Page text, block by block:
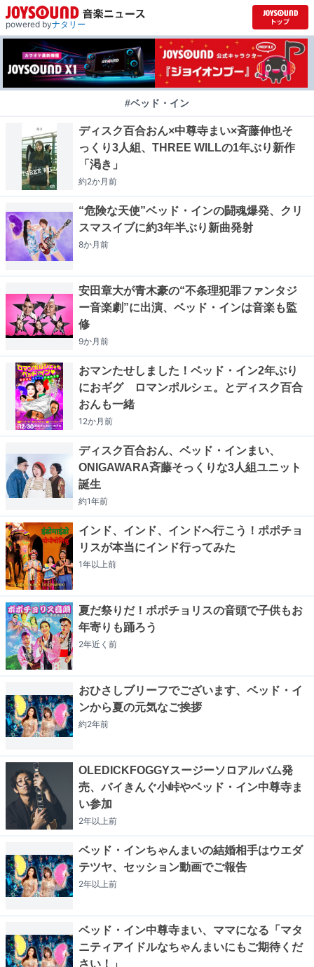
powered byナタリー
#ベッド・イン
ディスク百合おん×中尊寺まい×斉藤伸也そ
っくり3人組、THREE WILLの1年ぶり新作
「渇き」
約2か月前
“危険な天使”ベッド・インの闘魂爆発、クリ
スマスイブに約3年半ぶり新曲発射
8か月前
安田章大が青木豪の“不条理犯罪ファンタジ
ー音楽劇”に出演、ベッド・インは音楽も監
修
9か月前
おマンたせしました！ベッド・イン2年ぶり
におギグ ロマンポルシェ。とディスク百合
おんも一緒
12か月前
ディスク百合おん、ベッド・インまい、
ONIGAWARA斉藤そっくりな3人組ユニット
誕生
約1年前
インド、インド、インドへ行こう！ポポチョ
リスが本当にインド行ってみた
1年以上前
夏だ祭りだ！ポポチョリスの音頭で子供もお
年寄りも踊ろう
2年近く 前
おひさしブリーフでございます、ベッド・イ
ンから夏の元気なご挨拶
約2年前
OLEDICKFOGGYスージーソロアルバム発
売、バイきんぐ小峠やベッド・イン中尊寺ま
い参加
2年以上前
ベッド・インちゃんまいの結婚相手はウエダ
テツヤ、セッション動画でご報告
2年以上前
ベッド・イン中尊寺まい、ママになる「マタ
ニティアイドルなちゃんまいにもご期待くだ
さい！」